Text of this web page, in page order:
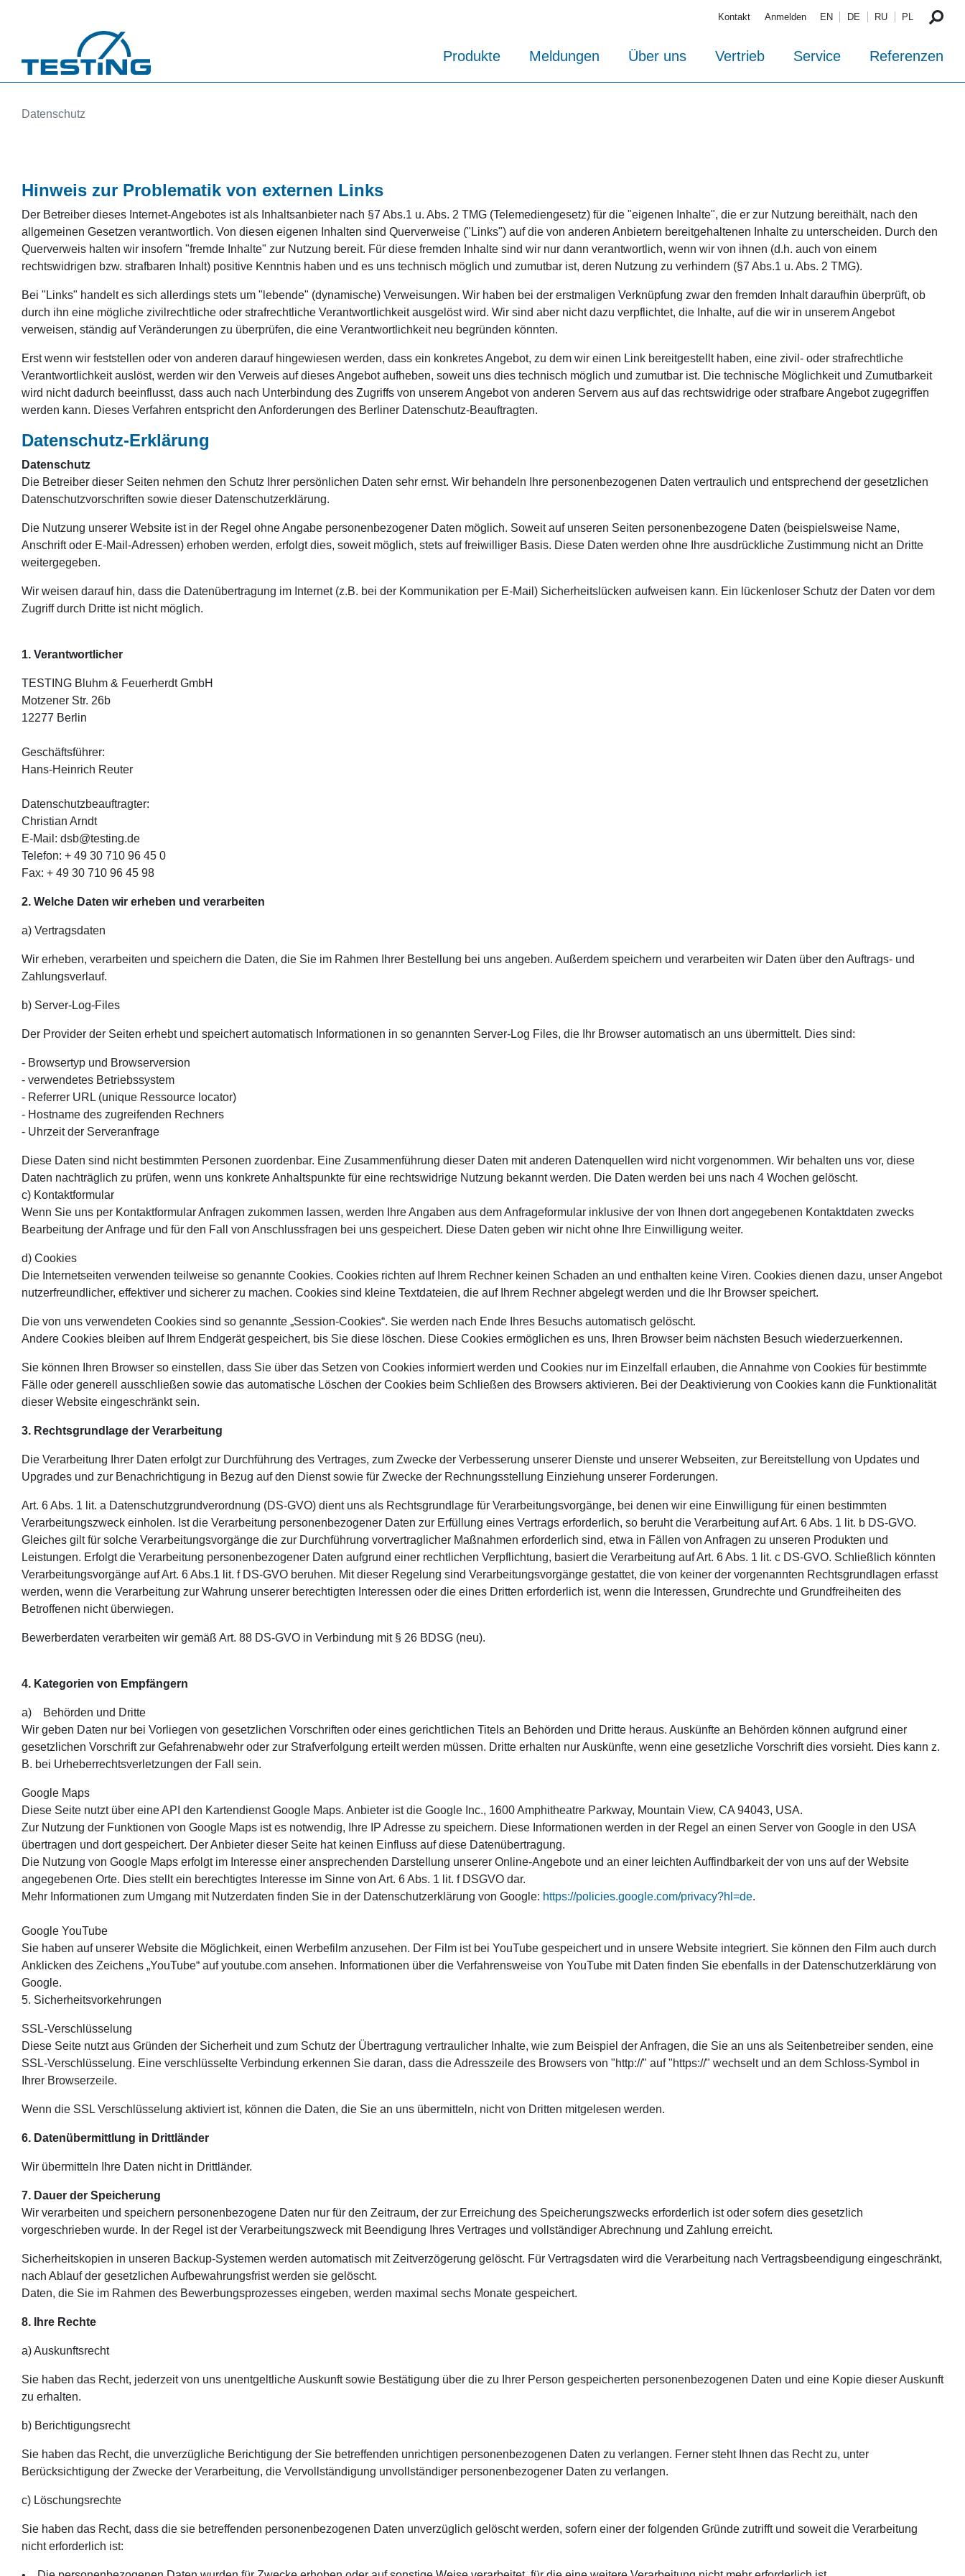
Kontakt Anmelden EN DE RU PL
Produkte Meldungen Über uns Vertrieb Service Referenzen
Datenschutz
Hinweis zur Problematik von externen Links
Der Betreiber dieses Internet-Angebotes ist als Inhaltsanbieter nach §7 Abs.1 u. Abs. 2 TMG (Telemediengesetz) für die "eigenen Inhalte", die er zur Nutzung bereithält, nach den
allgemeinen Gesetzen verantwortlich. Von diesen eigenen Inhalten sind Querverweise ("Links") auf die von anderen Anbietern bereitgehaltenen Inhalte zu unterscheiden. Durch den
Querverweis halten wir insofern "fremde Inhalte" zur Nutzung bereit. Für diese fremden Inhalte sind wir nur dann verantwortlich, wenn wir von ihnen (d.h. auch von einem
rechtswidrigen bzw. strafbaren Inhalt) positive Kenntnis haben und es uns technisch möglich und zumutbar ist, deren Nutzung zu verhindern (§7 Abs.1 u. Abs. 2 TMG).
Bei "Links" handelt es sich allerdings stets um "lebende" (dynamische) Verweisungen. Wir haben bei der erstmaligen Verknüpfung zwar den fremden Inhalt daraufhin überprüft, ob
durch ihn eine mögliche zivilrechtliche oder strafrechtliche Verantwortlichkeit ausgelöst wird. Wir sind aber nicht dazu verpflichtet, die Inhalte, auf die wir in unserem Angebot
verweisen, ständig auf Veränderungen zu überprüfen, die eine Verantwortlichkeit neu begründen könnten.
Erst wenn wir feststellen oder von anderen darauf hingewiesen werden, dass ein konkretes Angebot, zu dem wir einen Link bereitgestellt haben, eine zivil- oder strafrechtliche
Verantwortlichkeit auslöst, werden wir den Verweis auf dieses Angebot aufheben, soweit uns dies technisch möglich und zumutbar ist. Die technische Möglichkeit und Zumutbarkeit
wird nicht dadurch beeinflusst, dass auch nach Unterbindung des Zugriffs von unserem Angebot von anderen Servern aus auf das rechtswidrige oder strafbare Angebot zugegriffen
werden kann. Dieses Verfahren entspricht den Anforderungen des Berliner Datenschutz-Beauftragten.
Datenschutz-Erklärung
Datenschutz
Die Betreiber dieser Seiten nehmen den Schutz Ihrer persönlichen Daten sehr ernst. Wir behandeln Ihre personenbezogenen Daten vertraulich und entsprechend der gesetzlichen
Datenschutzvorschriften sowie dieser Datenschutzerklärung.
Die Nutzung unserer Website ist in der Regel ohne Angabe personenbezogener Daten möglich. Soweit auf unseren Seiten personenbezogene Daten (beispielsweise Name,
Anschrift oder E-Mail-Adressen) erhoben werden, erfolgt dies, soweit möglich, stets auf freiwilliger Basis. Diese Daten werden ohne Ihre ausdrückliche Zustimmung nicht an Dritte
weitergegeben.
Wir weisen darauf hin, dass die Datenübertragung im Internet (z.B. bei der Kommunikation per E-Mail) Sicherheitslücken aufweisen kann. Ein lückenloser Schutz der Daten vor dem
Zugriff durch Dritte ist nicht möglich.
1. Verantwortlicher
TESTING Bluhm & Feuerherdt GmbH
Motzener Str. 26b
12277 Berlin
Geschäftsführer:
Hans-Heinrich Reuter
Datenschutzbeauftragter:
Christian Arndt
E-Mail: dsb@testing.de
Telefon: + 49 30 710 96 45 0
Fax: + 49 30 710 96 45 98
2. Welche Daten wir erheben und verarbeiten
a) Vertragsdaten
Wir erheben, verarbeiten und speichern die Daten, die Sie im Rahmen Ihrer Bestellung bei uns angeben. Außerdem speichern und verarbeiten wir Daten über den Auftrags- und
Zahlungsverlauf.
b) Server-Log-Files
Der Provider der Seiten erhebt und speichert automatisch Informationen in so genannten Server-Log Files, die Ihr Browser automatisch an uns übermittelt. Dies sind:
- Browsertyp und Browserversion
- verwendetes Betriebssystem
- Referrer URL (unique Ressource locator)
- Hostname des zugreifenden Rechners
- Uhrzeit der Serveranfrage
Diese Daten sind nicht bestimmten Personen zuordenbar. Eine Zusammenführung dieser Daten mit anderen Datenquellen wird nicht vorgenommen. Wir behalten uns vor, diese
Daten nachträglich zu prüfen, wenn uns konkrete Anhaltspunkte für eine rechtswidrige Nutzung bekannt werden. Die Daten werden bei uns nach 4 Wochen gelöscht.
c) Kontaktformular
Wenn Sie uns per Kontaktformular Anfragen zukommen lassen, werden Ihre Angaben aus dem Anfrageformular inklusive der von Ihnen dort angegebenen Kontaktdaten zwecks
Bearbeitung der Anfrage und für den Fall von Anschlussfragen bei uns gespeichert. Diese Daten geben wir nicht ohne Ihre Einwilligung weiter.
d) Cookies
Die Internetseiten verwenden teilweise so genannte Cookies. Cookies richten auf Ihrem Rechner keinen Schaden an und enthalten keine Viren. Cookies dienen dazu, unser Angebot
nutzerfreundlicher, effektiver und sicherer zu machen. Cookies sind kleine Textdateien, die auf Ihrem Rechner abgelegt werden und die Ihr Browser speichert.
Die von uns verwendeten Cookies sind so genannte „Session-Cookies“. Sie werden nach Ende Ihres Besuchs automatisch gelöscht.
Andere Cookies bleiben auf Ihrem Endgerät gespeichert, bis Sie diese löschen. Diese Cookies ermöglichen es uns, Ihren Browser beim nächsten Besuch wiederzuerkennen.
Sie können Ihren Browser so einstellen, dass Sie über das Setzen von Cookies informiert werden und Cookies nur im Einzelfall erlauben, die Annahme von Cookies für bestimmte
Fälle oder generell ausschließen sowie das automatische Löschen der Cookies beim Schließen des Browsers aktivieren. Bei der Deaktivierung von Cookies kann die Funktionalität
dieser Website eingeschränkt sein.
3. Rechtsgrundlage der Verarbeitung
Die Verarbeitung Ihrer Daten erfolgt zur Durchführung des Vertrages, zum Zwecke der Verbesserung unserer Dienste und unserer Webseiten, zur Bereitstellung von Updates und
Upgrades und zur Benachrichtigung in Bezug auf den Dienst sowie für Zwecke der Rechnungsstellung Einziehung unserer Forderungen.
Art. 6 Abs. 1 lit. a Datenschutzgrundverordnung (DS-GVO) dient uns als Rechtsgrundlage für Verarbeitungsvorgänge, bei denen wir eine Einwilligung für einen bestimmten
Verarbeitungszweck einholen. Ist die Verarbeitung personenbezogener Daten zur Erfüllung eines Vertrags erforderlich, so beruht die Verarbeitung auf Art. 6 Abs. 1 lit. b DS-GVO.
Gleiches gilt für solche Verarbeitungsvorgänge die zur Durchführung vorvertraglicher Maßnahmen erforderlich sind, etwa in Fällen von Anfragen zu unseren Produkten und
Leistungen. Erfolgt die Verarbeitung personenbezogener Daten aufgrund einer rechtlichen Verpflichtung, basiert die Verarbeitung auf Art. 6 Abs. 1 lit. c DS-GVO. Schließlich könnten
Verarbeitungsvorgänge auf Art. 6 Abs.1 lit. f DS-GVO beruhen. Mit dieser Regelung sind Verarbeitungsvorgänge gestattet, die von keiner der vorgenannten Rechtsgrundlagen erfasst
werden, wenn die Verarbeitung zur Wahrung unserer berechtigten Interessen oder die eines Dritten erforderlich ist, wenn die Interessen, Grundrechte und Grundfreiheiten des
Betroffenen nicht überwiegen.
Bewerberdaten verarbeiten wir gemäß Art. 88 DS-GVO in Verbindung mit § 26 BDSG (neu).
4. Kategorien von Empfängern
a) Behörden und Dritte
Wir geben Daten nur bei Vorliegen von gesetzlichen Vorschriften oder eines gerichtlichen Titels an Behörden und Dritte heraus. Auskünfte an Behörden können aufgrund einer
gesetzlichen Vorschrift zur Gefahrenabwehr oder zur Strafverfolgung erteilt werden müssen. Dritte erhalten nur Auskünfte, wenn eine gesetzliche Vorschrift dies vorsieht. Dies kann z.
B. bei Urheberrechtsverletzungen der Fall sein.
Google Maps
Diese Seite nutzt über eine API den Kartendienst Google Maps. Anbieter ist die Google Inc., 1600 Amphitheatre Parkway, Mountain View, CA 94043, USA.
Zur Nutzung der Funktionen von Google Maps ist es notwendig, Ihre IP Adresse zu speichern. Diese Informationen werden in der Regel an einen Server von Google in den USA
übertragen und dort gespeichert. Der Anbieter dieser Seite hat keinen Einfluss auf diese Datenübertragung.
Die Nutzung von Google Maps erfolgt im Interesse einer ansprechenden Darstellung unserer Online-Angebote und an einer leichten Auffindbarkeit der von uns auf der Website
angegebenen Orte. Dies stellt ein berechtigtes Interesse im Sinne von Art. 6 Abs. 1 lit. f DSGVO dar.
Mehr Informationen zum Umgang mit Nutzerdaten finden Sie in der Datenschutzerklärung von Google: https://policies.google.com/privacy?hl=de.
Google YouTube
Sie haben auf unserer Website die Möglichkeit, einen Werbefilm anzusehen. Der Film ist bei YouTube gespeichert und in unsere Website integriert. Sie können den Film auch durch
Anklicken des Zeichens „YouTube“ auf youtube.com ansehen. Informationen über die Verfahrensweise von YouTube mit Daten finden Sie ebenfalls in der Datenschutzerklärung von
Google.
5. Sicherheitsvorkehrungen
SSL-Verschlüsselung
Diese Seite nutzt aus Gründen der Sicherheit und zum Schutz der Übertragung vertraulicher Inhalte, wie zum Beispiel der Anfragen, die Sie an uns als Seitenbetreiber senden, eine
SSL-Verschlüsselung. Eine verschlüsselte Verbindung erkennen Sie daran, dass die Adresszeile des Browsers von "http://" auf "https://" wechselt und an dem Schloss-Symbol in
Ihrer Browserzeile.
Wenn die SSL Verschlüsselung aktiviert ist, können die Daten, die Sie an uns übermitteln, nicht von Dritten mitgelesen werden.
6. Datenübermittlung in Drittländer
Wir übermitteln Ihre Daten nicht in Drittländer.
7. Dauer der Speicherung
Wir verarbeiten und speichern personenbezogene Daten nur für den Zeitraum, der zur Erreichung des Speicherungszwecks erforderlich ist oder sofern dies gesetzlich
vorgeschrieben wurde. In der Regel ist der Verarbeitungszweck mit Beendigung Ihres Vertrages und vollständiger Abrechnung und Zahlung erreicht.
Sicherheitskopien in unseren Backup-Systemen werden automatisch mit Zeitverzögerung gelöscht. Für Vertragsdaten wird die Verarbeitung nach Vertragsbeendigung eingeschränkt,
nach Ablauf der gesetzlichen Aufbewahrungsfrist werden sie gelöscht.
Daten, die Sie im Rahmen des Bewerbungsprozesses eingeben, werden maximal sechs Monate gespeichert.
8. Ihre Rechte
a) Auskunftsrecht
Sie haben das Recht, jederzeit von uns unentgeltliche Auskunft sowie Bestätigung über die zu Ihrer Person gespeicherten personenbezogenen Daten und eine Kopie dieser Auskunft
zu erhalten.
b) Berichtigungsrecht
Sie haben das Recht, die unverzügliche Berichtigung der Sie betreffenden unrichtigen personenbezogenen Daten zu verlangen. Ferner steht Ihnen das Recht zu, unter
Berücksichtigung der Zwecke der Verarbeitung, die Vervollständigung unvollständiger personenbezogener Daten zu verlangen.
c) Löschungsrechte
Sie haben das Recht, dass die sie betreffenden personenbezogenen Daten unverzüglich gelöscht werden, sofern einer der folgenden Gründe zutrifft und soweit die Verarbeitung
nicht erforderlich ist: